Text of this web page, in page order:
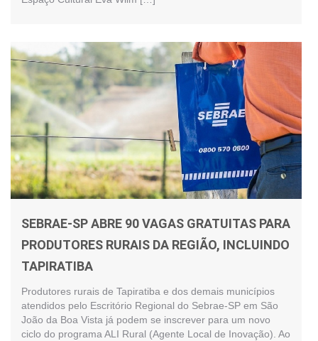
SEBRAE-SP ABRE 90 VAGAS GRATUITAS PARA
PRODUTORES RURAIS DA REGIÃO, INCLUINDO
TAPIRATIBA
Produtores rurais de Tapiratiba e dos demais municípios
atendidos pelo Escritório Regional do Sebrae-SP em São
João da Boa Vista já podem se inscrever para um novo
ciclo do programa ALI Rural (Agente Local de Inovação). Ao